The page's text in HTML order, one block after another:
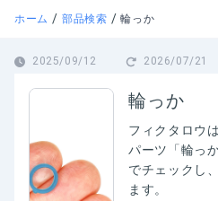
ホーム / 部品検索 / 輪っか
2025/09/12 2026/07/21
輪っか
フィクタロウ
パーツ「輪っ
でチェックし
ます。